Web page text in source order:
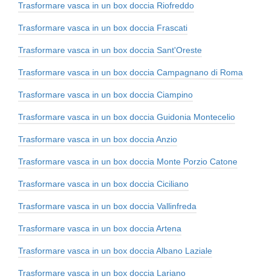
Trasformare vasca in un box doccia Riofreddo
Trasformare vasca in un box doccia Frascati
Trasformare vasca in un box doccia Sant'Oreste
Trasformare vasca in un box doccia Campagnano di Roma
Trasformare vasca in un box doccia Ciampino
Trasformare vasca in un box doccia Guidonia Montecelio
Trasformare vasca in un box doccia Anzio
Trasformare vasca in un box doccia Monte Porzio Catone
Trasformare vasca in un box doccia Ciciliano
Trasformare vasca in un box doccia Vallinfreda
Trasformare vasca in un box doccia Artena
Trasformare vasca in un box doccia Albano Laziale
Trasformare vasca in un box doccia Lariano